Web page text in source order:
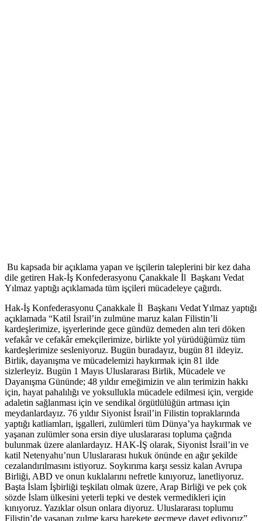
Bu kapsada bir açıklama yapan ve işçilerin taleplerini bir kez daha
dile getiren Hak-İş Konfederasyonu Çanakkale İl Başkanı Vedat
Yılmaz yaptığı açıklamada tüm işçileri mücadeleye çağırdı.
Hak-İş Konfederasyonu Çanakkale İl Başkanı Vedat Yılmaz yaptığı
açıklamada “Katil İsrail’in zulmüne maruz kalan Filistin’li
kardeşlerimize, işyerlerinde gece gündüz demeden alın teri döken
vefakâr ve cefakâr emekçilerimize, birlikte yol yürüdüğümüz tüm
kardeşlerimize sesleniyoruz. Bugün buradayız, bugün 81 ildeyiz.
Birlik, dayanışma ve mücadelemizi haykırmak için 81 ilde
sizlerleyiz. Bugün 1 Mayıs Uluslararası Birlik, Mücadele ve
Dayanışma Gününde; 48 yıldır emeğimizin ve alın terimizin hakkı
için, hayat pahalılığı ve yoksullukla mücadele edilmesi için, vergide
adaletin sağlanması için ve sendikal örgütlülüğün artması için
meydanlardayız. 76 yıldır Siyonist İsrail’in Filistin topraklarında
yaptığı katliamları, işgalleri, zulümleri tüm Dünya’ya haykırmak ve
yaşanan zulümler sona ersin diye uluslararası topluma çağrıda
bulunmak üzere alanlardayız. HAK-İŞ olarak, Siyonist İsrail’in ve
katil Netenyahu’nun Uluslararası hukuk önünde en ağır şekilde
cezalandırılmasını istiyoruz. Soykırıma karşı sessiz kalan Avrupa
Birliği, ABD ve onun kuklalarını nefretle kınıyoruz, lanetliyoruz.
Başta İslam İşbirliği teşkilatı olmak üzere, Arap Birliği ve pek çok
sözde İslam ülkesini yeterli tepki ve destek vermedikleri için
kınıyoruz. Yazıklar olsun onlara diyoruz. Uluslararası toplumu
Filistin’de yaşanan zulme karşı harekete geçmeye davet ediyoruz”